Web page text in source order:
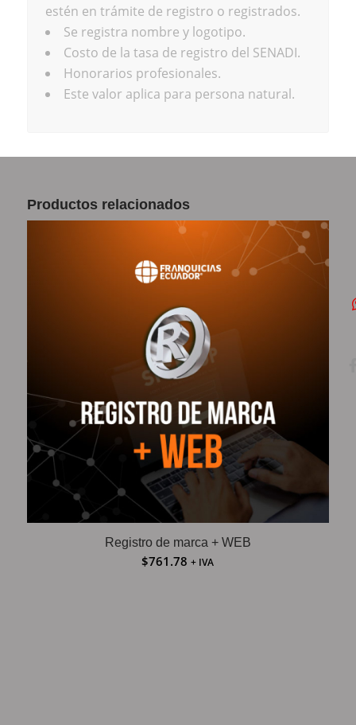
estén en trámite de registro o registrados.
Se registra nombre y logotipo.
Costo de la tasa de registro del SENADI.
Honorarios profesionales.
Este valor aplica para persona natural.
Productos relacionados
Registro de marca + WEB
$761.78 + IVA